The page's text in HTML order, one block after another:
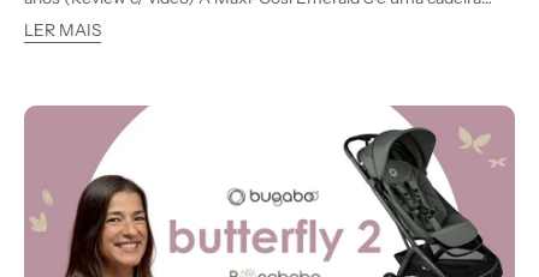
auto evolutiva que acompanha o crescimento da criança desde o
nascimento até aos 12 anos, oferecendo rotação 360º, reclinação
LER MAIS